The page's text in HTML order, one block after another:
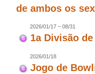
de ambos os
2026/01/17 ~ 08/31
1a Divisão
2026/01/18
Jogo de